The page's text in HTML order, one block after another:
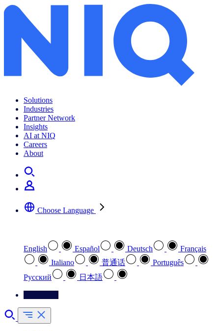
Solutions
Industries
Partner Network
Insights
AI at NIQ
Careers
About
Choose Language
English Español Deutsch
Français
Italiano
普通话
Português
Pусский
日本語